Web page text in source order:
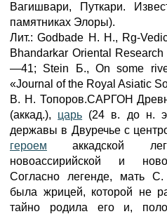
Вагишвари, Путкари.
памятниках Элоры).
Лит.: Godbade Н. Н., Rg-
Bhandarkar Oriental
—41; Stein Б., On some
«Journal of the Royal Asiatic
В. Н. Топоров.САРГОН
(аккад.), царь (24 в. до н.
державы в Двуречье с
героем аккадской
новоассирийской и
Согласно легенде, мать
была жрицей, которой не
тайно родила его и,